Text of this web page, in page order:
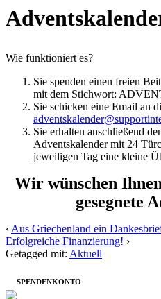
Wie funktioniert es?
Sie spenden einen freien
mit dem Stichwort:
Sie schicken eine Email an
Sie erhalten anschließend
Adventskalender mit 24
jeweiligen Tag eine kleine
Wir wünschen
gesegnete
‹ Aus Griechenland ein
Erfolgreiche Finanzierung! ›
Getagged mit: Aktuell
SPENDENKONTO